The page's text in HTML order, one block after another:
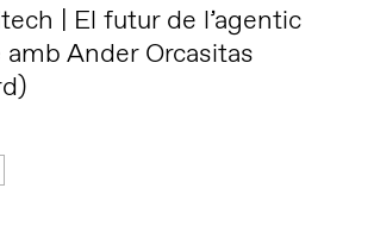
| El futur de l’agentic
Ander Orcasitas